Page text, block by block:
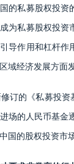
的私募股权投
为私募股权投资
导作用和杠杆
域经济发展方面
订的《私募投
场的人民币基金
国的股权投资市